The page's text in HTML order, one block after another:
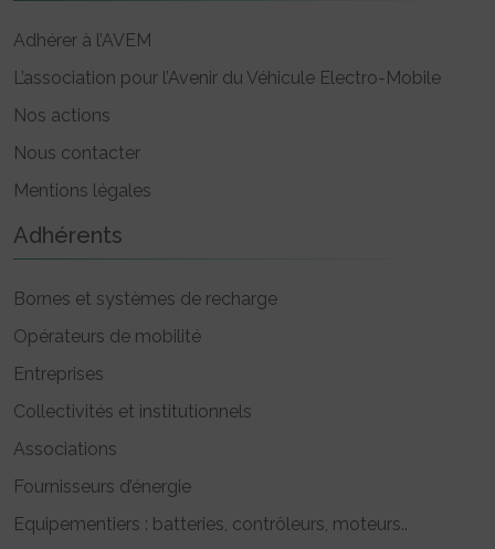
Adhérer à l’AVEM
L’association pour l’Avenir du Véhicule Electro-Mobile
Nos actions
Nous contacter
Mentions légales
Adhérents
Bornes et systèmes de recharge
Opérateurs de mobilité
Entreprises
Collectivités et institutionnels
Associations
Fournisseurs d’énergie
Equipementiers : batteries, contrôleurs, moteurs..